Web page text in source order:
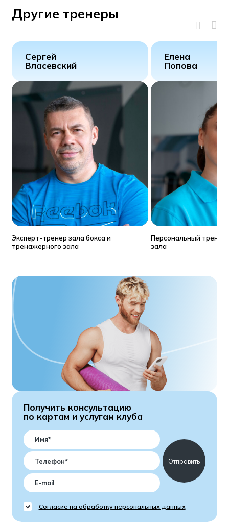
Другие тренеры
Сергей
Власевский
Эксперт-тренер зала бокса и
тренажерного зала
Елена
Попова
Персональный тренер
зала
Получить консультацию
по картам и услугам клуба
Согласие на обработку персональных данных